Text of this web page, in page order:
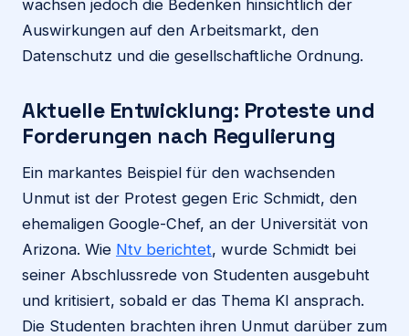
wachsen jedoch die Bedenken hinsichtlich der
Auswirkungen auf den Arbeitsmarkt, den
Datenschutz und die gesellschaftliche Ordnung.
Aktuelle Entwicklung: Proteste und
Forderungen nach Regulierung
Ein markantes Beispiel für den wachsenden
Unmut ist der Protest gegen Eric Schmidt, den
ehemaligen Google-Chef, an der Universität von
Arizona. Wie Ntv berichtet, wurde Schmidt bei
seiner Abschlussrede von Studenten ausgebuht
und kritisiert, sobald er das Thema KI ansprach.
Die Studenten brachten ihren Unmut darüber zum